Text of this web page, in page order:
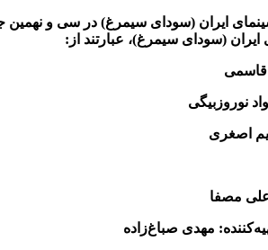
سینمای ایران (سودای سیمرغ) در سی و
(سودای سیمرغ)، عبارتند از:
قاسمی
نوروزبیگی
اصغری
مصفا
مهدی صباغ‌زاده